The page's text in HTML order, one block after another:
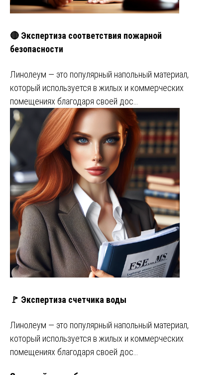
🔴 Экспертиза соответствия пожарной
безопасности
Линолеум — это популярный напольный материал,
который используется в жилых и коммерческих
помещениях благодаря своей дос…
🚩 Экспертиза счетчика воды
Линолеум — это популярный напольный материал,
который используется в жилых и коммерческих
помещениях благодаря своей дос…